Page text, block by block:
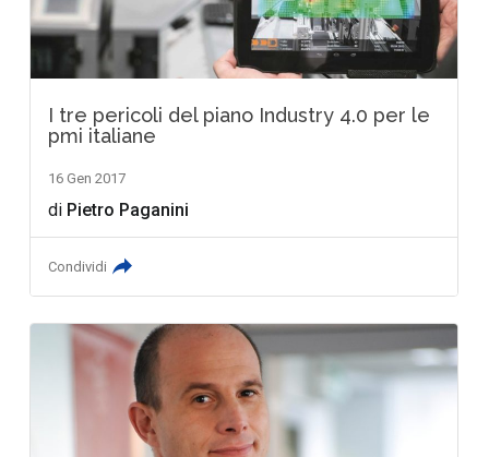
I tre pericoli del piano Industry 4.0 per le
pmi italiane
16 Gen 2017
di Pietro Paganini
Condividi